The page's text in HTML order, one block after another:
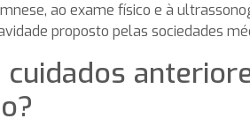
ao exame físico e à
proposto pelas sociedades
cuidados